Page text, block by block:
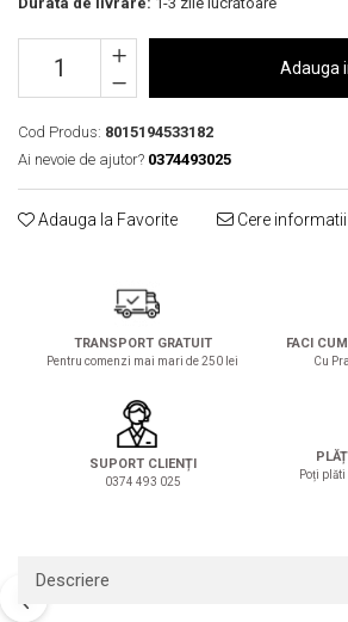
Solutie de indepartat rugina si
pentru par, masca de par
Vata demachianta
Adauga
Cod Produs: 8015194533182
Ai nevoie de ajutor? 0374493025
Adauga la Favorite Cere informatii
TRANSPORT GRATUIT
Pentru comenzi mai mari de 250 lei
FACI
Cu
SUPORT CLIENȚI
0374 493 025
Poți
Descriere